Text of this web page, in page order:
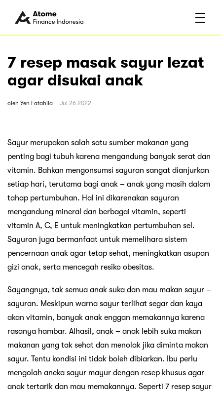
7 resep masak sayur lezat
agar disukai anak
oleh Yen Fatahila Jul 26 2022
Sayur merupakan salah satu sumber makanan yang
penting bagi tubuh karena mengandung banyak serat dan
vitamin. Bahkan mengonsumsi sayuran sangat dianjurkan
setiap hari, terutama bagi anak – anak yang masih dalam
tahap pertumbuhan. Hal ini dikarenakan sayuran
mengandung mineral dan berbagai vitamin, seperti
vitamin A, C, E untuk meningkatkan pertumbuhan sel.
Sayuran juga bermanfaat untuk memelihara sistem
pencernaan anak agar tetap sehat, meningkatkan asupan
gizi anak, serta mencegah resiko obesitas.
Sayangnya, tak semua anak suka dan mau makan sayur –
sayuran. Meskipun warna sayur terlihat segar dan kaya
akan vitamin, banyak anak enggan memakannya karena
rasanya hambar. Alhasil, anak – anak lebih suka makan
makanan yang tak sehat dan menolak jika diminta makan
sayur. Tentu kondisi ini tidak boleh dibiarkan. Ibu perlu
mengolah aneka sayur mayur dengan resep khusus agar
anak tertarik dan mau memakannya. Seperti 7 resep sayur